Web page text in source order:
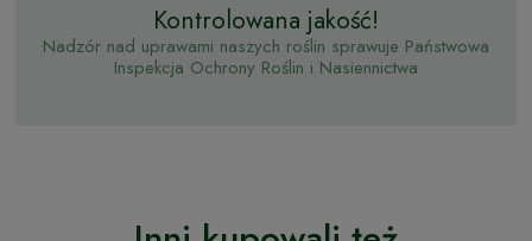
Kontrolowana jakość!
Nadzór nad uprawami naszych roślin sprawuje Państwowa
Inspekcja Ochrony Roślin i Nasiennictwa